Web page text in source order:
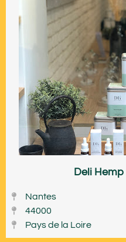
Deli
Nantes
44000
Pays de la Loire